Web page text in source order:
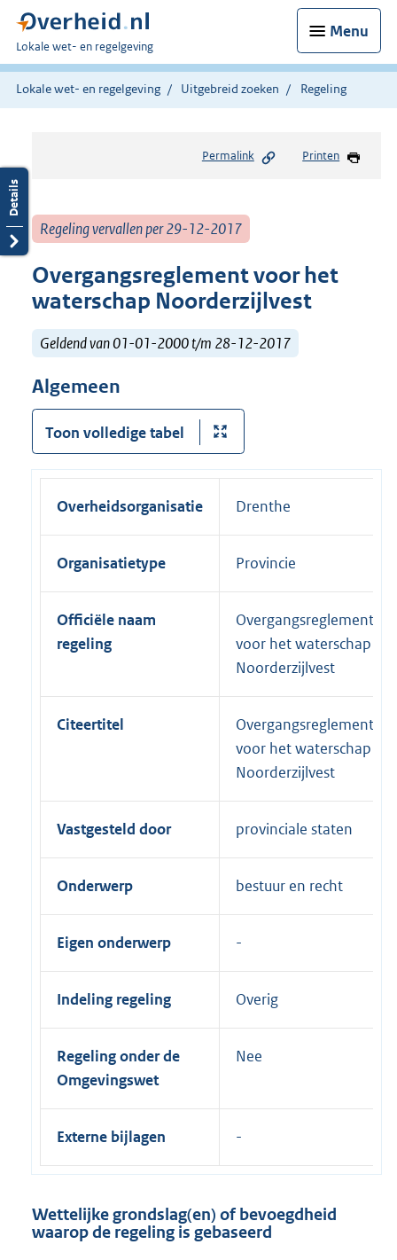
Menu
U
bent
hier:
Lokale wet- en regelgeving
Lokale wet- en regelgeving Uitgebreid zoeken Regeling
Permalink Printen
Regeling vervallen per 29-12-2017
Overgangsreglement voor het
waterschap Noorderzijlvest
Geldend van 01-01-2000 t/m 28-12-2017
Algemeen
Toon volledige tabel
Overheidsorganisatie Drenthe
Organisatietype Provincie
Officiële naam
regeling
Overgangsreglement
voor het waterschap
Noorderzijlvest
Citeertitel
Overgangsreglement
voor het waterschap
Noorderzijlvest
Vastgesteld door provinciale staten
Onderwerp bestuur en recht
Eigen onderwerp
Indeling regeling Overig
Regeling onder de
Omgevingswet
Nee
Externe bijlagen
Wettelijke grondslag(en) of bevoegdheid
waarop de regeling is gebaseerd